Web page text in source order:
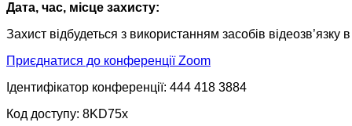
Дата, час, місце захисту:
Захист відбудеться з використанням засобів
Приєднатися до конференції Zoom
Ідентифікатор конференції: 444 418 3884
Код доступу: 8KD75x